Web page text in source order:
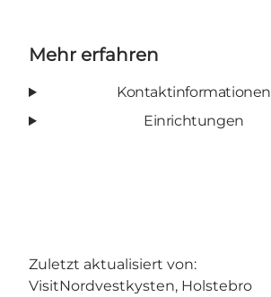
Mehr erfahren
Kontaktinformationen
Einrichtungen
Zuletzt aktualisiert von:
VisitNordvestkysten, Holstebro